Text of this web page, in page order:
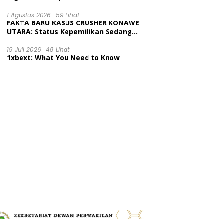
dan Tertib Berlalu Lintas
1 Agustus 2026 59 Lihat
FAKTA BARU KASUS CRUSHER KONAWE
UTARA: Status Kepemilikan Sedang
Penetapan Tersangka Dr. Ruksamin
Dinilai Prematur
19 Juli 2026 48 Lihat
1xbext: What You Need to Know